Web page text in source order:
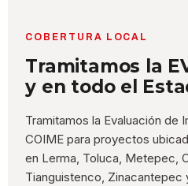
COBERTURA LOCAL
Tramitamos la
y en todo el
Tramitamos la Evaluación de
COIME para proyectos
en Lerma, Toluca, Metepec,
Tianguistenco, Zinacantepec